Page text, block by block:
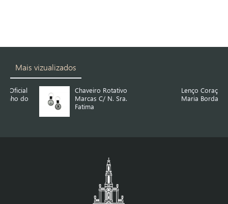
Mais vizualizados
Chaveiro Rotativo
Marcas C/ N. Sra.
Fatima
Lenço Coração de
Maria Bordado